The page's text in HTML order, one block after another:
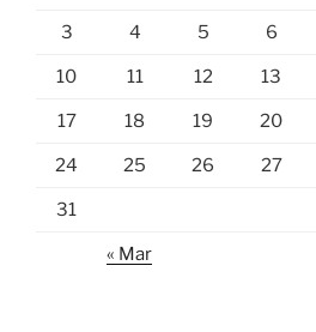
3 4 5 6
10 11 12 13
17 18 19 20
24 25 26 27
31
« Mar